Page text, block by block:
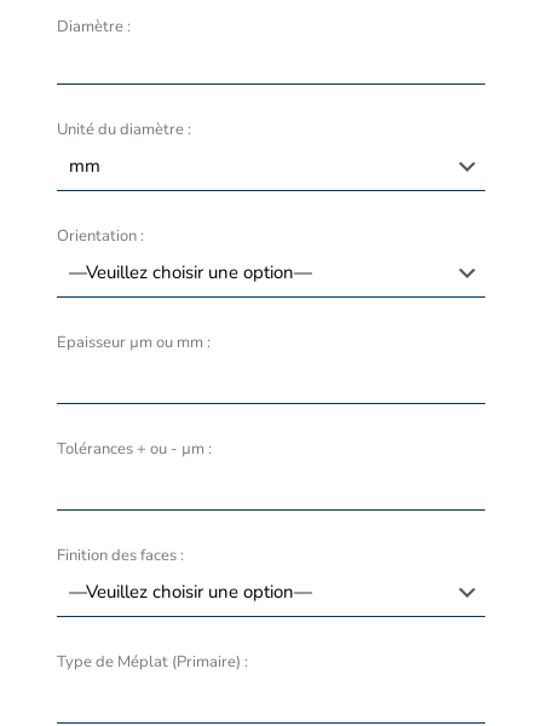
Diamètre :
Unité du diamètre :
Orientation :
Epaisseur µm ou mm :
Tolérances + ou - µm :
Finition des faces :
Type de Méplat (Primaire) :